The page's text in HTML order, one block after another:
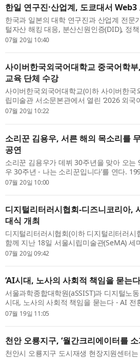
한일 연구진·산업계, 도쿄대서 Web3
한국과 일본의 대학 연구진과 산업계 전
털자산 해킹 대응, 분산신원인증(DID), 정
현안을 논의하고 한·일 공동연구 추진에
07월 20일 10:40
사이버한국외국어대학교 중국어학
교육 단체 수강
사이버한국외국어대학교(이하 사이버한
립미술관 서소문본관에서 열린 ‘2026 외
숙 국립아시아문화전당(ACC) 해설사가 진
07월 20일 10:22
소리꾼 김용우, 서른 해의 목소리를
공연
소리꾼 김용우가 데뷔 30주년을 맞아 오는
우 30주년 - 나는 소리꾼입니다’를 연다.
요와 대표 레퍼토리를 한자리에서 만나는
07월 20일 10:00
디지털리터러시협회-디즈니코리아,
대식 개최
디지털리터러시협회(이하 디지털리터러
함께 지난 18일 서울시립미술관(SeMA) 세
일 밝혔다. 디지털리터러시협회가 주관하
07월 20일 09:42
‘AI시대, 노사의 사회적 책임을 묻는
서울과학종합대학원(aSSIST)과 디지털노
시대, 노사의 사회적 책임을 묻는다 - AI 전
조 변화 속에서 노동...
07월 19일 11:05
천안 오룡지구, ‘월간크리에이터를
천안시 오룡지구 도시재생 현장지원센터